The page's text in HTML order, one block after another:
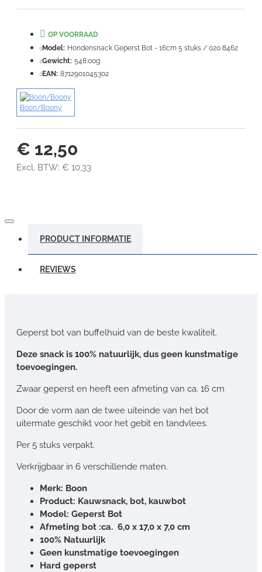
VERDER
€ 12,50
Excl. BTW: € 10,33
OP VOORRAAD
Model: Hondensnack Geperst Bot - 16cm 5 stuks / 020 8462
Gewicht: 548.00g
EAN: 8712901045302
Boon/Boony
PRODUCT INFORMATIE
REVIEWS
Geperst bot van buffelhuid van de beste kwaliteit.
Deze snack is 100% natuurlijk, dus geen kunstmatige
toevoegingen.
Zwaar geperst en heeft een afmeting van ca. 16 cm
Door de vorm aan de twee uiteinde van het bot
uitermate geschikt voor het gebit en tandvlees.
Per 5 stuks verpakt.
Verkrijgbaar in 6 verschillende maten.
Merk: Boon
Product: Kauwsnack, bot, kauwbot
Model: Geperst Bot
Afmeting bot :ca. 6,0 x 17,0 x 7,0 cm
100% Natuurlijk
Geen kunstmatige toevoegingen
Hard geperst